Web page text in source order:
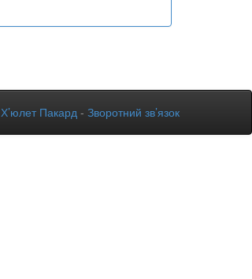
Х’юлет Пакард - Зворотний зв’язок